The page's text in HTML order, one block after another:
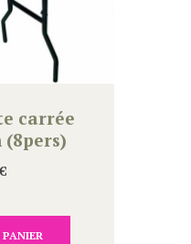
carrée
(8pers)
€